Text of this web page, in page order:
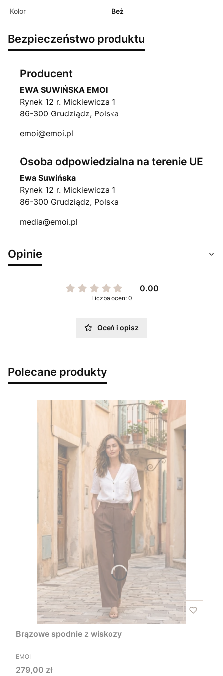
Kolor Beż
Bezpieczeństwo produktu
Producent
EWA SUWIŃSKA EMOI
Rynek 12 r. Mickiewicza 1
86-300 Grudziądz, Polska
emoi@emoi.pl
Osoba odpowiedzialna na terenie UE
Ewa Suwińska
Rynek 12 r. Mickiewicza 1
86-300 Grudziądz, Polska
media@emoi.pl
Opinie
0.00
Liczba ocen: 0
Oceń i opisz
Polecane produkty
Brązowe spodnie z wiskozy
PRODUCENT
EMOI
Cena
279,00 zł